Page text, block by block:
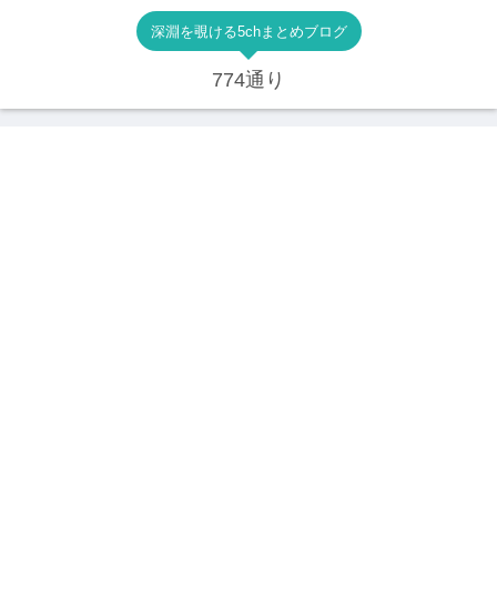
深淵を覗ける5chまとめブログ
774通り